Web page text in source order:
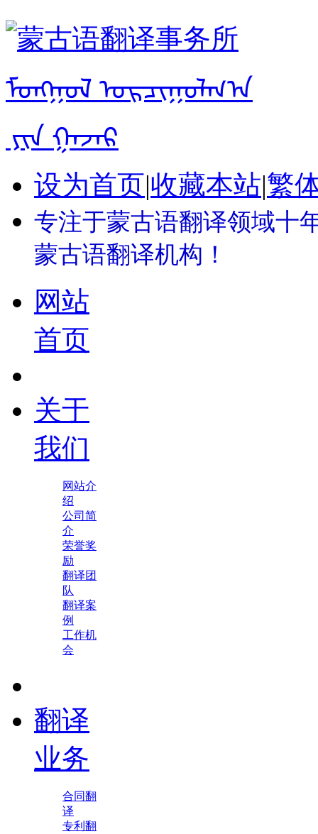
设为首页|收藏本站|繁
专注于蒙古语翻译领域十
蒙古语翻译机构！
网站
首页
关于
我们
网站介
绍
公司简
介
荣誉奖
励
翻译团
队
翻译案
例
工作机
会
翻译
业务
合同翻
译
专利翻